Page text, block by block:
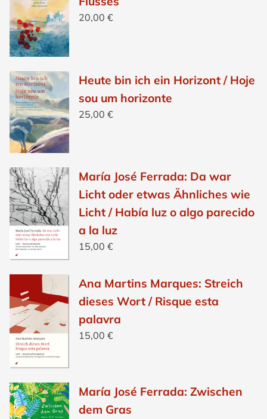
20,00 €
Heute bin ich ein Horizont / Hoje
sou um horizonte
25,00 €
María José Ferrada: Da war
Licht oder etwas Ähnliches wie
Licht / Había luz o algo parecido
a la luz
15,00 €
Ana Martins Marques: Streich
dieses Wort / Risque esta
palavra
15,00 €
María José Ferrada: Zwischen
dem Gras